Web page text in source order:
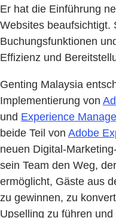
Er hat die Einführung
Websites beaufsichtigt.
Buchungsfunktionen
Effizienz und
Genting Malaysia
Implementierung von
und Experience
beide Teil von Adobe
neuen Digital-
sein Team den Weg,
ermöglicht, Gäste aus
zu gewinnen, zu
Upselling zu führen